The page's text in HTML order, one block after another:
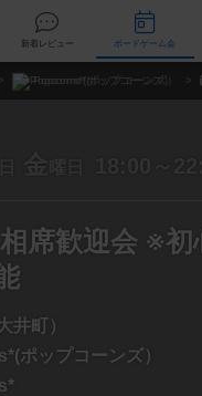
検索 新着レビュー ボ
Popcorns*(ポップコーンズ）
金 曜日
席歓迎会 ※初
井町）
ポップコーンズ）